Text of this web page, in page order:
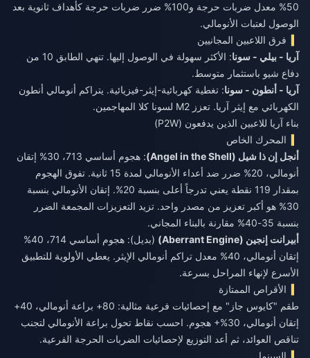
50% معدل ضربات حرجة و100% ضرر ضربات حرجة كأهداف ثانوية بعد
الوصول لعتبات الأنومالي.
فرق اللاعبين المجانيين
آريا - بيلي - سونا
: الأكثر سهولة في الوصول إليها. تنهي الطابق 10 من
دفاع شيو باستثمار متوسط.
آريا - أنطون - سونا: تغطية كهربائية-إيثر-فيزيائية. يتراكم أنومالي أنطون
الكهربائي مع إيثر آريا. تعزز M2 لسونا كلا المهاجمين.
بناء آريا للاعبين الذين يدفعون (P2W)
المحرك الخاص
أنجل إن ذا شيل (Angel in the Shell)
: هجوم أساسي 713، 30% إتقان
أنومالي، 20% ضرر ضد أعداء الأنومالي لمدة 15 ثانية. تفوق الهجوم
بمقدار 119 نقطة يعني تدرجاً أعلى بنسبة 20%. إتقان الأنومالي بنسبة
30% هو أكبر تعزيز من مصدر واحد. تزيد التعزيزات المجمعة الضرر
بنسبة 35-40% مقارنة بالبناء المجاني.
أبيرانت إنجين (Aberrant Engine)
(بديل): هجوم أساسي 714، 40%
إتقان أنومالي، 40% معدل تراكم أنومالي الإيثر. يعطي الأولوية للتطبيق
الأسرع لإنهاء المراحل بسرعة.
الأقراص الممتازة
طقم "كايوس جاز" مع إحصائيات فرعية مثالية: 80+ براعة أنومالي، 40+
إتقان أنومالي، 30%+ هجوم. احسب نقاط تحول براعة الأنومالي لتجنب
تناقص العوائد، ثم أعد التوزيع لإحصائيات الضربات الحرجة الفرعية.